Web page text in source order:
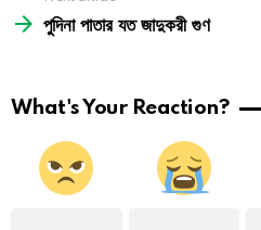
পুদিনা পাতার যত জাদুকরী গুণ
What's Your Reaction?